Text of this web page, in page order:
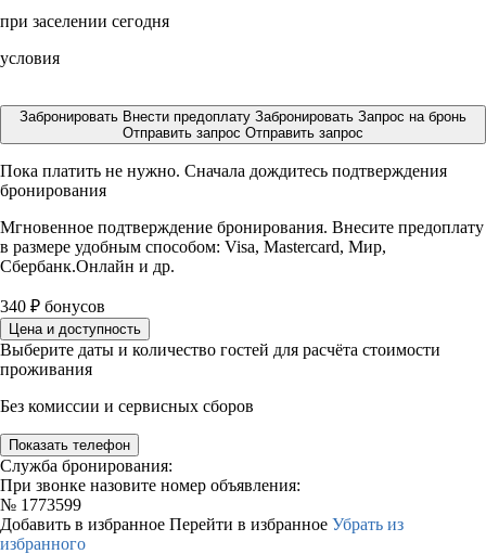
при заселении сегодня
условия
Забронировать Внести предоплату Забронировать Запрос на бронь
Отправить запрос Отправить запрос
Пока платить не нужно. Сначала дождитесь подтверждения
бронирования
Мгновенное подтверждение бронирования. Внесите предоплату
в размере удобным способом: Visa, Mastercard, Мир,
Сбербанк.Онлайн и др.
340 ₽ бонусов
Цена и доступность
Выберите даты и количество гостей для расчёта стоимости
проживания
Без комиссии и сервисных сборов
Показать телефон
Служба бронирования:
При звонке назовите номер объявления:
№ 1773599
Добавить в избранное Перейти в избранное Убрать из
избранного